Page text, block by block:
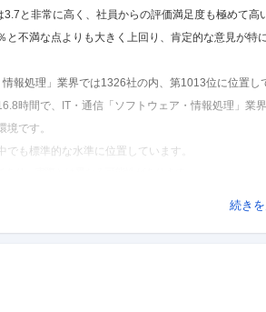
3.7と非常に高く、社員からの評価満足度も極めて高
不満な点よりも大きく上回り、肯定的な意見が特
情報処理」業界では1326社の内、第1013位に位置し
時間で、IT・通信「ソフトウェア・情報処理」業
です。
も標準的な水準に位置しています。
続き